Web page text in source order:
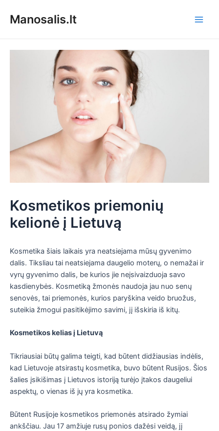
prieManosalis.lt
Kosmetikos priemonių
kelionė į Lietuvą
Kosmetika šiais laikais yra neatsiejama mūsų gyvenimo
dalis. Tiksliau tai neatsiejama daugelio moterų, o nemažai ir
vyrų gyvenimo dalis, be kurios jie neįsivaizduoja savo
kasdienybės. Kosmetiką žmonės naudoja jau nuo senų
senovės, tai priemonės, kurios paryškina veido bruožus,
suteikia žmogui pasitikėjimo savimi, jį išskiria iš kitų.
Kosmetikos kelias į Lietuvą
Tikriausiai būtų galima teigti, kad būtent didžiausias indėlis,
kad Lietuvoje atsirastų kosmetika, buvo būtent Rusijos. Šios
šalies įsikišimas į Lietuvos istoriją turėjo įtakos daugeliui
aspektų, o vienas iš jų yra kosmetika.
Būtent Rusijoje kosmetikos priemonės atsirado žymiai
ankščiau. Jau 17 amžiuje rusų ponios dažėsi veidą, jį